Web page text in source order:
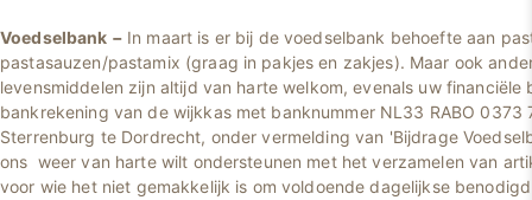
Voedselbank − In maart is er bij de voedselbank behoefte aan
pastasauzen/pastamix (graag in pakjes en zakjes). Maar ook
levensmiddelen zijn altijd van harte welkom, evenals uw financiële
bankrekening van de wijkkas met banknummer NL33 RABO 0373
Sterrenburg te Dordrecht, onder vermelding van 'Bijdrage
ons weer van harte wilt ondersteunen met het verzamelen van
voor wie het niet gemakkelijk is om voldoende dagelijkse